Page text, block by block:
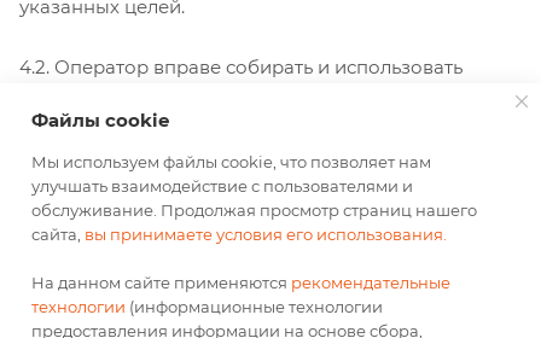
указанных целей.
4.2. Оператор вправе собирать и использовать
Пользователем, получаемую автоматически в
процессе доступа Пользователя к Сайту, его
содержанию, или от третьих лиц, и включающую в
себя данные о технических средствах (в том числе,
мобильных устройствах) и способах
технологического взаимодействия с Сайтом (в т. ч.
IP-адрес хоста, вид операционной системы
Файлы cookie
Мы используем файлы cookie, что позволяет нам
улучшать взаимодействие с пользователями и
обслуживание. Продолжая просмотр страниц нашего
сайта, вы принимаете условия его использования.
На данном сайте применяются рекомендательные
технологии (информационные технологии
предоставления информации на основе сбора,